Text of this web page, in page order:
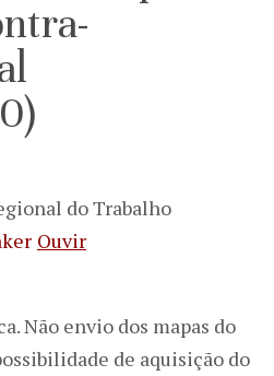
do Trabalho
Ouvir
Não envio dos mapas do
de aquisição do